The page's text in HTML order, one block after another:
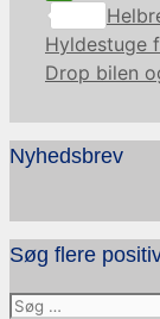
Share
Hyldestuge
Drop bilen
Nyhedsbrev
Søg flere
Søg